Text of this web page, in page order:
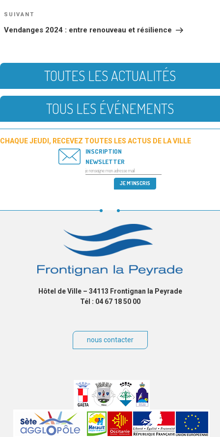
Article
SUIVANT
Vendanges 2024 : entre renouveau et résilience
TOUTES LES ACTUALITÉS
TOUS LES ÉVÉNEMENTS
CHAQUE JEUDI, RECEVEZ TOUTES LES ACTUS DE LA VILLE
INSCRIPTION
NEWSLETTER
Hôtel de Ville – 34113 Frontignan la Peyrade
Tél : 04 67 18 50 00
nous contacter
partenaires